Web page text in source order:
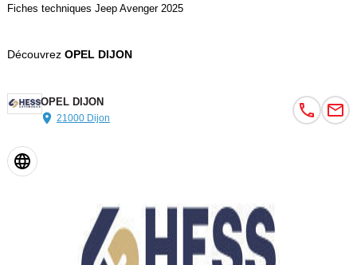
Fiches techniques Jeep Avenger 2025
Découvrez OPEL DIJON
OPEL DIJON
21000 Dijon